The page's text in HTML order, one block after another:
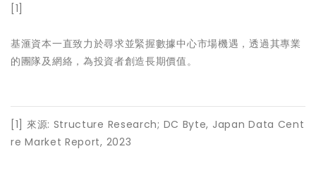
[1]
基滙資本一直致力於尋求並緊握數據中心市場機遇，透過其專業
的團隊及網絡，為投資者創造長期價值。
[1] 來源: Structure Research; DC Byte, Japan Data Cent
re Market Report, 2023